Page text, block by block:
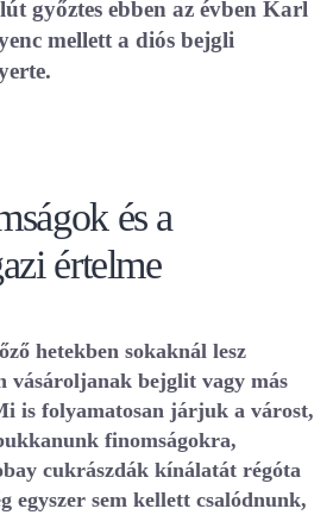
győztes ebben az évben Karl
mellett a diós bejgli
és a
értelme
hetekben sokaknál lesz
vásároljanak bejglit vagy más
is folyamatosan járjuk a várost,
finomságokra,
cukrászdák kínálatát régóta
egyszer sem kellett csalódnunk,